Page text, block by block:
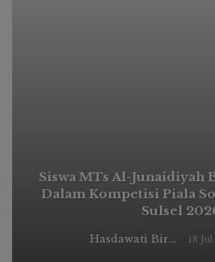
Siswa MTs Al-Junaidiyah
Dalam Kompetisi Piala
Sulsel
Hasdawati Biru 18